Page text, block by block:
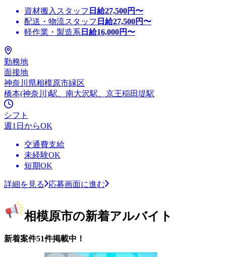
資材搬入スタッフ 日給27,500円〜
配送・物流スタッフ 日給27,500円〜
軽作業・製造系 日給16,000円〜
勤務地
面接地
神奈川県相模原市緑区
橋本(神奈川)駅、南大沢駅、京王稲田堤駅
シフト
週1日からOK
交通費支給
未経験OK
短期OK
詳細を見る 応募画面に進む
相模原市の新着アルバイト
新着案件51件掲載中！